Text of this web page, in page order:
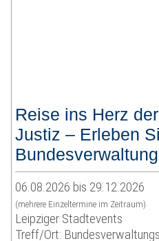
Reise ins Herz
Justiz – Erleben
06.08.2026 bis 29.12.2026
(mehrere Einzeltermine im Zeitraum)
Leipziger Stadtevents
Treff/Ort: